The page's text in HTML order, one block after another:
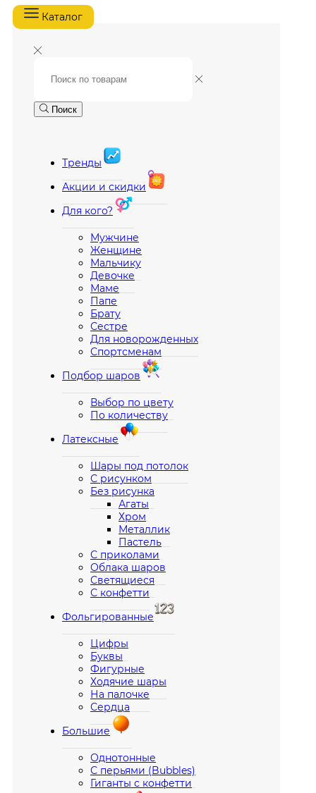
Каталог
Поиск
Тренды
Акции и скидки
Для кого?
Мужчине
Женщине
Мальчику
Девочке
Маме
Папе
Брату
Сестре
Для новорожденных
Спортсменам
Подбор шаров
Выбор по цвету
По количеству
Латексные
Шары под потолок
С рисунком
Без рисунка
Агаты
Хром
Металлик
Пастель
С приколами
Облака шаров
Светящиеся
С конфетти
Фольгированные
Цифры
Буквы
Фигурные
Ходячие шары
На палочке
Сердца
Большие
Однотонные
С перьями (Bubbles)
Гиганты с конфетти